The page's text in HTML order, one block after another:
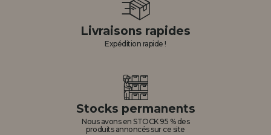
Livraisons rapides
Expédition rapide !
Stocks permanents
Nous avons en STOCK 95 % des
produits annoncés sur ce site